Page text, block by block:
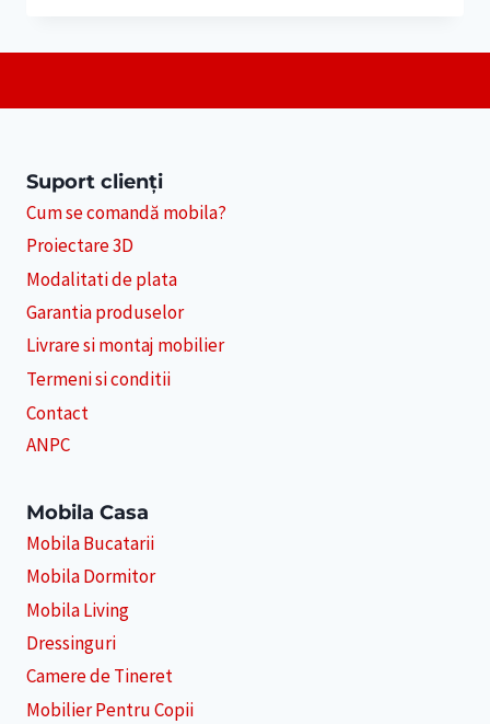
PRODESIGNART.RO
Suport clienți
Cum se comandă mobila?
Proiectare 3D
Modalitati de plata
Garantia produselor
Livrare si montaj mobilier
Termeni si conditii
Contact
ANPC
Mobila Casa
Mobila Bucatarii
Mobila Dormitor
Mobila Living
Dressinguri
Camere de Tineret
Mobilier Pentru Copii